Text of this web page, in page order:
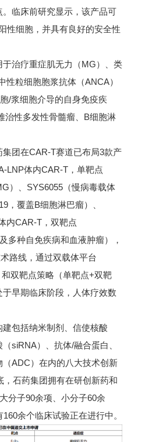
临床前研究显示，该产品可
性细胞，并具有良好的安全性
于治疗重症肌无力（MG）、类
性粒细胞胞浆抗体（ANCA）
/浆细胞介导的自身免疫疾
治性多发性骨髓瘤、B细胞淋
团在CAR-T赛道已布局3款产
LNP体内CAR-T，单靶点
）、SYS6055（慢病毒载体
，覆盖B细胞淋巴瘤）、
内CAR-T，双靶点
多种自免疾病和血液肿瘤），
路线，通过双载体平台
和双靶点策略（单靶点+双靶
早期临床阶段，人体疗效数
包括纳米制剂、信使核酸
siRNA）、抗体/融合蛋白、
ADC）在内的八大技术创新
，石药集团拥有在研创新药和
分子90余项、小分子60余
余个临床试验正在进行中。